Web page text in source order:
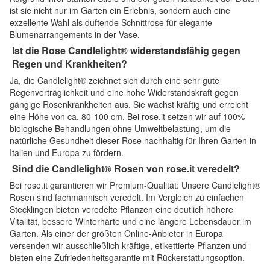
ist sie nicht nur im Garten ein Erlebnis, sondern auch eine
exzellente Wahl als duftende Schnittrose für elegante
Blumenarrangements in der Vase.
Ist die Rose Candlelight® widerstandsfähig gegen
Regen und Krankheiten?
Ja, die Candlelight® zeichnet sich durch eine sehr gute
Regenverträglichkeit und eine hohe Widerstandskraft gegen
gängige Rosenkrankheiten aus. Sie wächst kräftig und erreicht
eine Höhe von ca. 80-100 cm. Bei rose.it setzen wir auf 100%
biologische Behandlungen ohne Umweltbelastung, um die
natürliche Gesundheit dieser Rose nachhaltig für Ihren Garten in
Italien und Europa zu fördern.
Sind die Candlelight® Rosen von rose.it veredelt?
Bei rose.it garantieren wir Premium-Qualität: Unsere Candlelight®
Rosen sind fachmännisch veredelt. Im Vergleich zu einfachen
Stecklingen bieten veredelte Pflanzen eine deutlich höhere
Vitalität, bessere Winterhärte und eine längere Lebensdauer im
Garten. Als einer der größten Online-Anbieter in Europa
versenden wir ausschließlich kräftige, etikettierte Pflanzen und
bieten eine Zufriedenheitsgarantie mit Rückerstattungsoption.